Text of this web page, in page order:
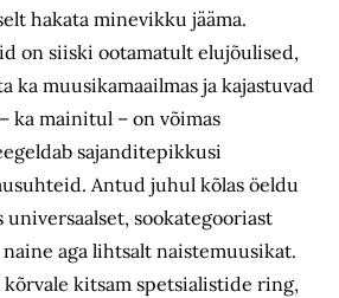
hakata minevikku jääma.
on siiski ootamatult elujõulised,
ka muusikamaailmas ja kajastuvad
ka mainitul – on võimas
sajanditepikkusi
Antud juhul kõlas öeldu
universaalset, soo­kategooriast
aga lihtsalt naistemuusikat.
kitsam spetsialistide ring,